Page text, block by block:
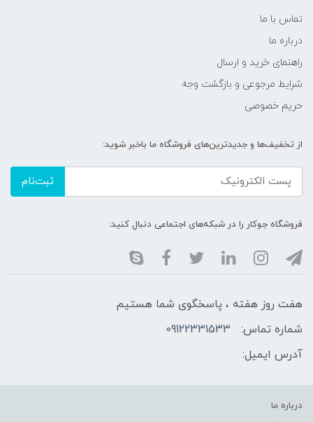
تماس با ما
درباره ما
راهنمای خرید و ارسال
شرایط مرجوعی و بازگشت وجه
حریم خصوصی
از تخفیف‌ها و جدیدترین‌های فروشگاه ما باخبر شوید:
ثبت‌نام
فروشگاه جوکار را در شبکه‌های اجتماعی دنبال کنید:
هفت روز هفته ، پاسخگوی شما هستیم
شماره تماس:
09122331533
آدرس ایمیل:
درباره ما